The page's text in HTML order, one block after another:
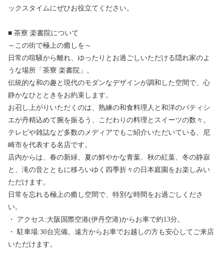
ックスタイムにぜひお役立てください。
■ 茶寮 楽書院について
～この街で極上の癒しを～
日常の喧騒から離れ、ゆったりとお過ごしいただける隠れ家のよ
うな場所「茶寮 楽書院」。
伝統的な和の趣と現代のモダンなデザインが調和した空間で、心
静かなひとときをお約束します。
お召し上がりいただくのは、熟練の和食料理人と和洋のパティシ
エが丹精込めて腕を振るう、こだわりの料理とスイーツの数々。
テレビや雑誌など多数のメディアでもご紹介いただいている、尼
崎市を代表する名店です。
店内からは、春の新緑、夏の鮮やかな青葉、秋の紅葉、冬の静寂
と、滝の音とともに移ろいゆく四季折々の日本庭園をお楽しみい
ただけます。
日常を忘れる極上の癒し空間で、特別な時間をお過ごしくださ
い。
・ アクセス:大阪国際空港(伊丹空港)からお車で約13分。
・ 駐車場:30台完備。遠方からお車でお越しの方も安心してご来店
いただけます。